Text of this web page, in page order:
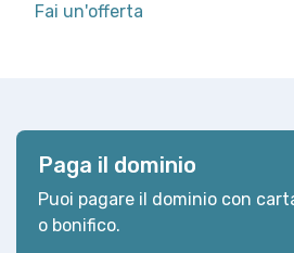
Fai un'offerta
Paga il dominio
Puoi pagare il dominio con
o bonifico.